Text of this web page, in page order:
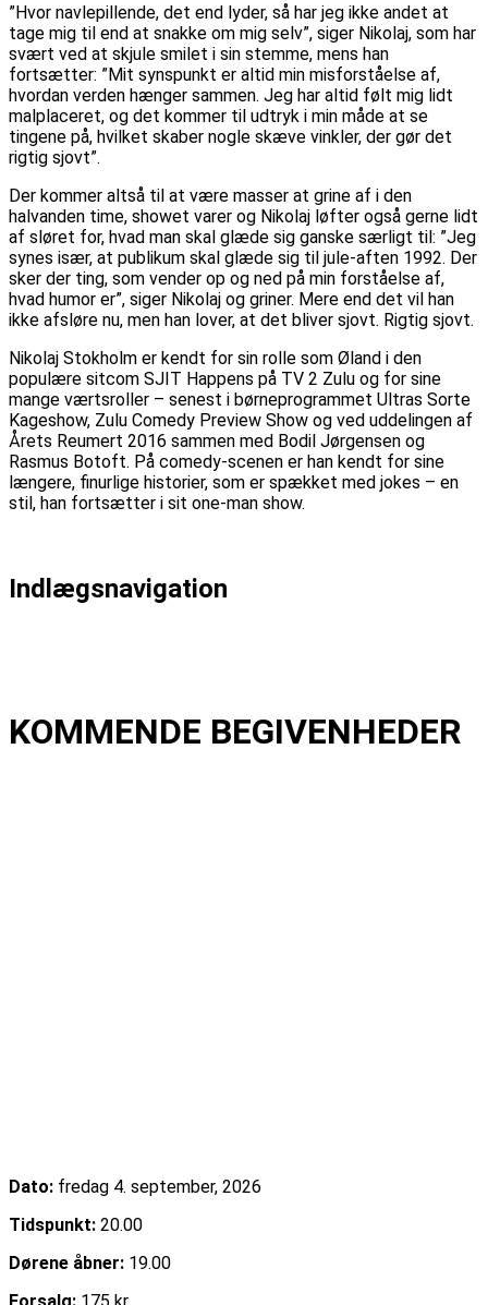
”Hvor navlepillende, det end lyder, så har jeg ikke andet at
tage mig til end at snakke om mig selv”, siger Nikolaj, som har
svært ved at skjule smilet i sin stemme, mens han
fortsætter: ”Mit synspunkt er altid min misforståelse af,
hvordan verden hænger sammen. Jeg har altid følt mig lidt
malplaceret, og det kommer til udtryk i min måde at se
tingene på, hvilket skaber nogle skæve vinkler, der gør det
rigtig sjovt”.
Der kommer altså til at være masser at grine af i den
halvanden time, showet varer og Nikolaj løfter også gerne lidt
af sløret for, hvad man skal glæde sig ganske særligt til: ”Jeg
synes især, at publikum skal glæde sig til jule-aften 1992. Der
sker der ting, som vender op og ned på min forståelse af,
hvad humor er”, siger Nikolaj og griner. Mere end det vil han
ikke afsløre nu, men han lover, at det bliver sjovt. Rigtig sjovt.
Nikolaj Stokholm er kendt for sin rolle som Øland i den
populære sitcom SJIT Happens på TV 2 Zulu og for sine
mange værtsroller – senest i børneprogrammet Ultras Sorte
Kageshow, Zulu Comedy Preview Show og ved uddelingen af
Årets Reumert 2016 sammen med Bodil Jørgensen og
Rasmus Botoft. På comedy-scenen er han kendt for sine
længere, finurlige historier, som er spækket med jokes – en
stil, han fortsætter i sit one-man show.
Indlægsnavigation
KOMMENDE BEGIVENHEDER
Dato: fredag 4. september, 2026
Tidspunkt: 20.00
Dørene åbner: 19.00